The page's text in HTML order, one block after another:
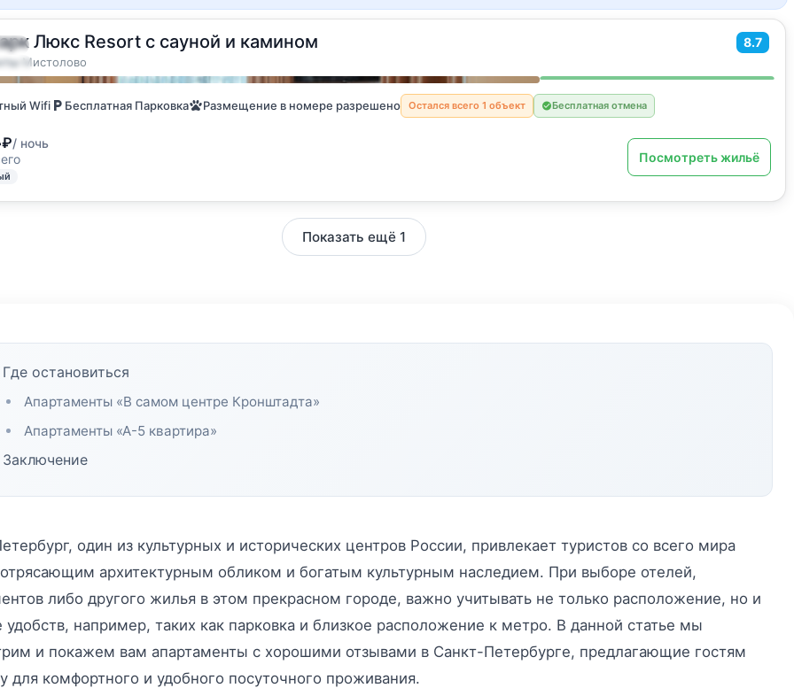
Люкс Resort с сауной и камином 8.7
·Мистолово
Wifi Бесплатная Парковка Размещение в номере разрешено Остался всего 1 объект Бесплатная отмена
₽/ ночь
Посмотреть жильё
Показать ещё 1
Где остановиться
Апартаменты «В самом центре Кронштадта»
Апартаменты «А-5 квартира»
Заключение
один из культурных и исторических центров России, привлекает туристов со всего мира
архитектурным обликом и богатым культурным наследием. При выборе отелей,
либо другого жилья в этом прекрасном городе, важно учитывать не только расположение, но и
удобств, например, таких как парковка и близкое расположение к метро. В данной статье мы
и покажем вам апартаменты с хорошими отзывами в Санкт-Петербурге, предлагающие гостям
для комфортного и удобного посуточного проживания.